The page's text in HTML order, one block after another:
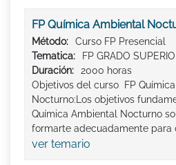
FP Química Ambiental
Método:
Curso FP Presencial
Tematica:
FP GRADO
Duración:
2000 horas
Objetivos del curso FP Química
Nocturno:Los objetivos
Química Ambiental Nocturno
formarte adecuadamente para
ver temario